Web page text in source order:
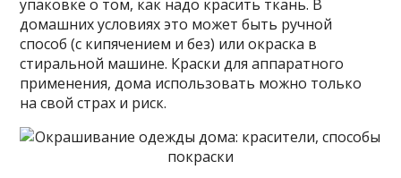
упаковке о том, как надо красить ткань. В
домашних условиях это может быть ручной
способ (с кипячением и без) или окраска в
стиральной машине. Краски для аппаратного
применения, дома использовать можно только
на свой страх и риск.